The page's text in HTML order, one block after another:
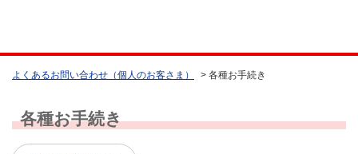
よくあるお問い合わせ（個人のお客さま） > 各種お手続き
各種お手続き